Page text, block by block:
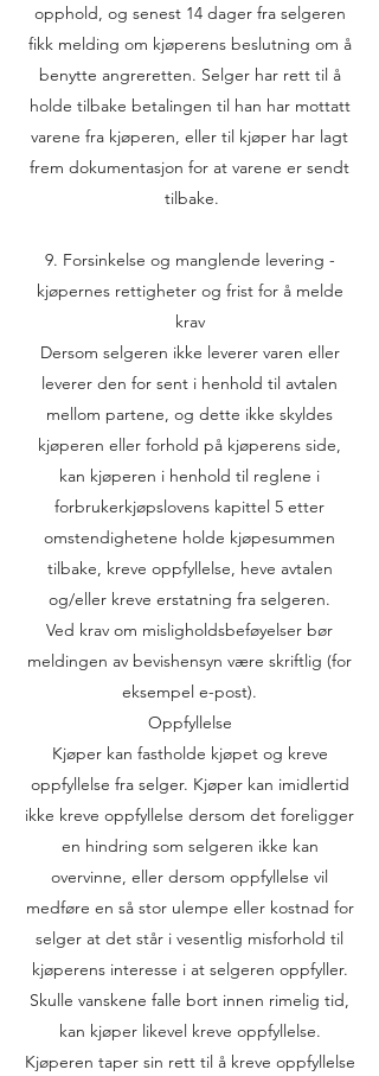
opphold, og senest 14 dager fra selgeren
fikk melding om kjøperens beslutning om å
benytte angreretten. Selger har rett til å
holde tilbake betalingen til han har mottatt
varene fra kjøperen, eller til kjøper har lagt
frem dokumentasjon for at varene er sendt
tilbake.
9. Forsinkelse og manglende levering -
kjøpernes rettigheter og frist for å melde
krav
Dersom selgeren ikke leverer varen eller
leverer den for sent i henhold til avtalen
mellom partene, og dette ikke skyldes
kjøperen eller forhold på kjøperens side,
kan kjøperen i henhold til reglene i
forbrukerkjøpslovens kapittel 5 etter
omstendighetene holde kjøpesummen
tilbake, kreve oppfyllelse, heve avtalen
og/eller kreve erstatning fra selgeren.
Ved krav om misligholdsbeføyelser bør
meldingen av bevishensyn være skriftlig (for
eksempel e-post).
Oppfyllelse
Kjøper kan fastholde kjøpet og kreve
oppfyllelse fra selger. Kjøper kan imidlertid
ikke kreve oppfyllelse dersom det foreligger
en hindring som selgeren ikke kan
overvinne, eller dersom oppfyllelse vil
medføre en så stor ulempe eller kostnad for
selger at det står i vesentlig misforhold til
kjøperens interesse i at selgeren oppfyller.
Skulle vanskene falle bort innen rimelig tid,
kan kjøper likevel kreve oppfyllelse.
Kjøperen taper sin rett til å kreve oppfyllelse